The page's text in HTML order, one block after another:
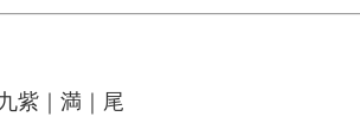
紫｜満｜尾